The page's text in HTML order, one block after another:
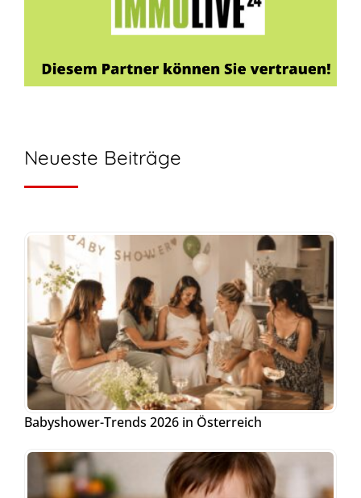
Neueste Beiträge
Babyshower-Trends 2026 in Österreich